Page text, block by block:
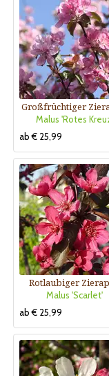
Großfrüchtiger
Malus 'Rotes
ab € 25,99
Rotlaubiger
Malus 'Scarlet'
ab € 25,99